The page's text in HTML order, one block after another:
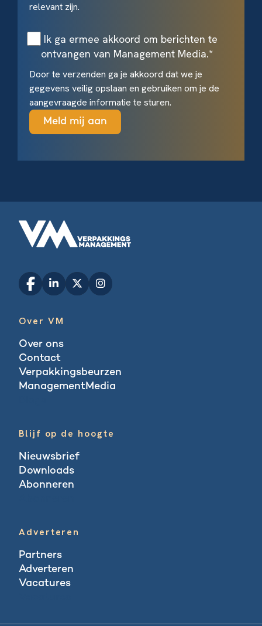
relevant zijn.
Ik ga ermee akkoord om berichten te
ontvangen van Management Media.*
Door te verzenden ga je akkoord dat we je
gegevens veilig opslaan en gebruiken om je de
aangevraagde informatie te sturen.
Over VM
Over ons
Contact
Verpakkingsbeurzen
ManagementMedia
Blijf op de hoogte
Nieuwsbrief
Downloads
Abonneren
Adverteren
Partners
Adverteren
Vacatures